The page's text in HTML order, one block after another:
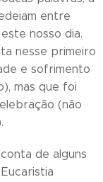
entre
nosso dia.
nesse primeiro
e sofrimento
mas que foi
(não
de alguns